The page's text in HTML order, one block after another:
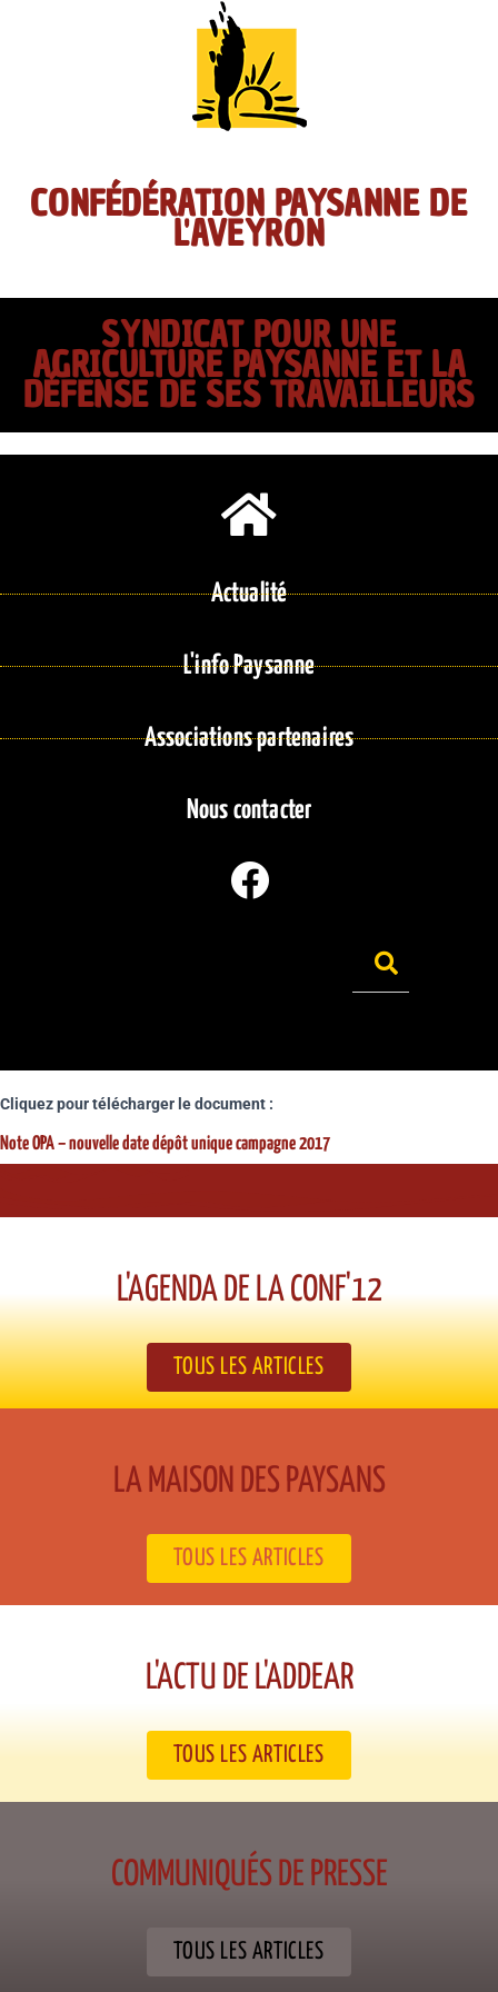
CONFÉDÉRATION PAYSANNE DE
L'AVEYRON
SYNDICAT POUR UNE
AGRICULTURE PAYSANNE ET LA
DÉFENSE DE SES TRAVAILLEURS
Actualité
L'info Paysanne
Associations partenaires
Nous contacter
Cliquez pour télécharger le document :
Note OPA – nouvelle date dépôt unique campagne 2017
L'AGENDA DE LA CONF'12​
TOUS LES ARTICLES
LA MAISON DES PAYSANS​
TOUS LES ARTICLES
L'ACTU DE L'ADDEAR​
TOUS LES ARTICLES
COMMUNIQUÉS DE PRESSE​
TOUS LES ARTICLES